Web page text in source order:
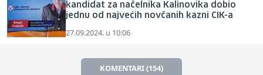
kandidat za načelnika Kalinovika dobio
jednu od najvećih novčanih kazni CIK-a
27.09.2024. u 10:06
KOMENTARI (154)